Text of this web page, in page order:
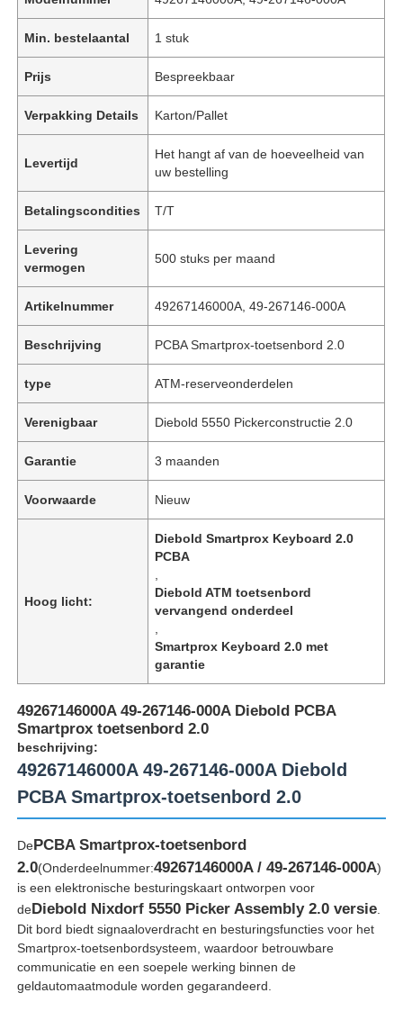
Min. bestelaantal 1 stuk
Prijs Bespreekbaar
Verpakking Details Karton/Pallet
Levertijd
Het hangt af van de hoeveelheid van
uw bestelling
Betalingscondities T/T
Levering
vermogen
500 stuks per maand
Artikelnummer 49267146000A, 49-267146-000A
Beschrijving PCBA Smartprox-toetsenbord 2.0
type ATM-reserveonderdelen
Verenigbaar Diebold 5550 Pickerconstructie 2.0
Garantie 3 maanden
Voorwaarde Nieuw
Hoog licht:
Diebold Smartprox Keyboard 2.0
PCBA
Diebold ATM toetsenbord
vervangend onderdeel
Smartprox Keyboard 2.0 met
garantie
49267146000A 49-267146-000A Diebold PCBA
Smartprox toetsenbord 2.0
beschrijving:
49267146000A 49-267146-000A Diebold
PCBA Smartprox-toetsenbord 2.0
DePCBA Smartprox-toetsenbord
2.0(Onderdeelnummer:49267146000A / 49-267146-000A)
is een elektronische besturingskaart ontworpen voor
deDiebold Nixdorf 5550 Picker Assembly 2.0 versie
Dit bord biedt signaaloverdracht en besturingsfuncties voor het
Smartprox-toetsenbordsysteem, waardoor betrouwbare
communicatie en een soepele werking binnen de
geldautomaatmodule worden gegarandeerd.